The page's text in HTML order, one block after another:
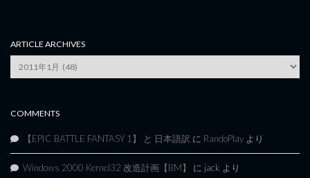
ARTICLE ARCHIVES
Article
Archives
COMMENTS
【EPIC BATTLE FANTASY 1】 と 日本語訳 に RandoPlay より
Windows 2000 Kernel32 改造計画【BM】 に jack より